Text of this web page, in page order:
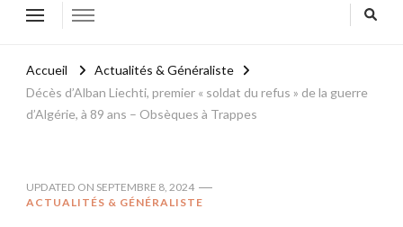
Accueil
Actualités & Généraliste
Décès d’Alban Liechti, premier « soldat du refus » de la guerre
d’Algérie, à 89 ans – Obsèques à Trappes
UPDATED ON SEPTEMBRE 8, 2024
ACTUALITÉS & GÉNÉRALISTE